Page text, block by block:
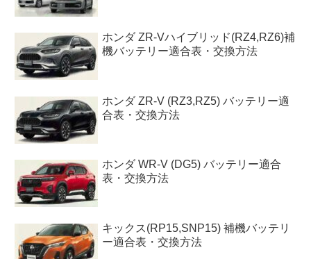
ホンダ ZR-Vハイブリッド(RZ4,RZ6)補
機バッテリー適合表・交換方法
ホンダ ZR-V (RZ3,RZ5) バッテリー適
合表・交換方法
ホンダ WR-V (DG5) バッテリー適合
表・交換方法
キックス(RP15,SNP15) 補機バッテリ
ー適合表・交換方法